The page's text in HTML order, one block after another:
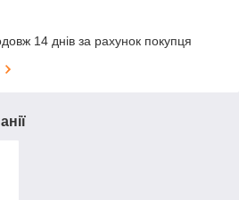
14 днів за рахунок покупця